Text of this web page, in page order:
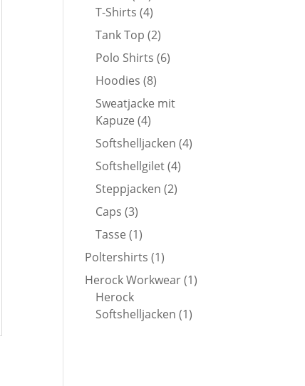
Produkte
T-Shirts 44
Produkte
Tank Top 22
Produkte
Polo Shirts 66
Hoodies 88
Produkte
Sweatjacke mit
Kapuze 44
Produkte
Softshelljacken 44
Softshellgilet 44
Steppjacken 22
Caps 33
Produkte
Tasse 11
Produkt
Poltershirts 11
Produkt
Herock Workwear 11
Herock
Softshelljacken 11